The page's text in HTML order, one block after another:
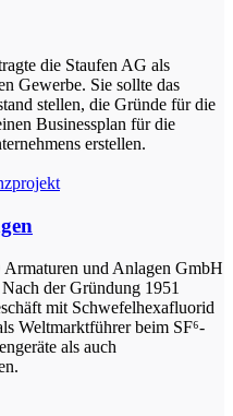
die Staufen AG als
Gewerbe. Sie sollte das
stellen, die Gründe für die
Businessplan für die
erstellen.
und Anlagen GmbH
der Gründung 1951
mit Schwefelhexafluorid
Weltmarktführer beim SF⁶-
als auch